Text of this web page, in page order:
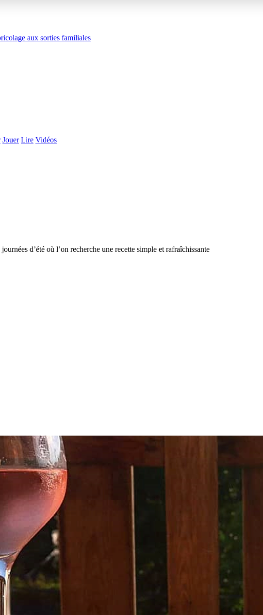
aux sorties familiales
Jouer Lire Vidéos
d’été où l’on recherche une recette simple et rafraîchissante